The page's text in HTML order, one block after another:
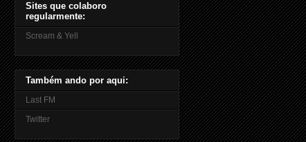
Sites que colaboro
regularmente:
Scream & Yell
Também ando por aqui:
Last FM
Twitter